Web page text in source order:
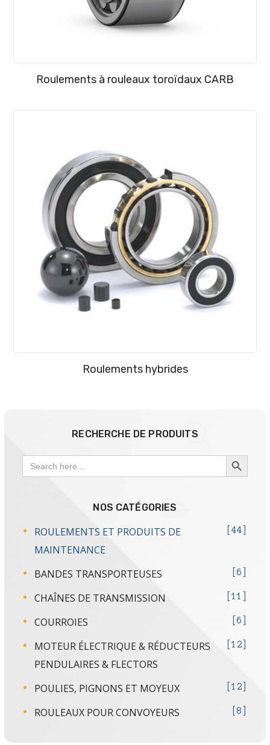
Roulements à rouleaux toroïdaux CARB
Roulements hybrides
RECHERCHE DE PRODUITS
Search
for:
SEARCH BUTTON
NOS CATÉGORIES
ROULEMENTS ET PRODUITS DE
MAINTENANCE
44
BANDES TRANSPORTEUSES 6
CHAÎNES DE TRANSMISSION 11
COURROIES 6
MOTEUR ÉLECTRIQUE & RÉDUCTEURS
PENDULAIRES & FLECTORS
12
POULIES, PIGNONS ET MOYEUX 12
ROULEAUX POUR CONVOYEURS 8